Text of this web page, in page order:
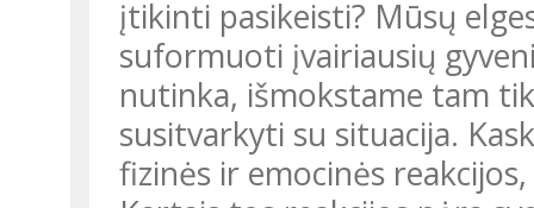
įtikinti pasikeisti? Mūsų
suformuoti įvairiausių
nutinka, išmokstame tam
susitvarkyti su situacija.
fizinės ir emocinės